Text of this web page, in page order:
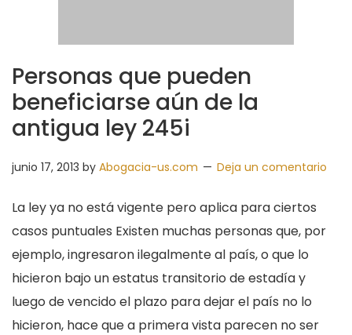
Personas que pueden
beneficiarse aún de la
antigua ley 245i
junio 17, 2013 by Abogacia-us.com Deja un comentario
La ley ya no está vigente pero aplica para ciertos
casos puntuales Existen muchas personas que, por
ejemplo, ingresaron ilegalmente al país, o que lo
hicieron bajo un estatus transitorio de estadía y
luego de vencido el plazo para dejar el país no lo
hicieron, hace que a primera vista parecen no ser